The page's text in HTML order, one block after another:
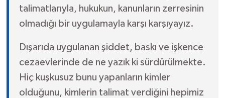
talimatlarıyla, hukukun, kanunların zerresinin
olmadığı bir uygulamayla karşı karşıyayız.
Dışarıda uygulanan şiddet, baskı ve işkence
cezaevlerinde de ne yazık ki sürdürülmekte.
Hiç kuşkusuz bunu yapanların kimler
olduğunu, kimlerin talimat verdiğini hepimiz